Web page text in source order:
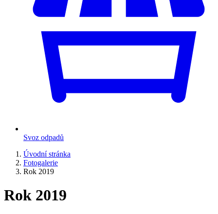
Svoz odpadů
Úvodní stránka
Fotogalerie
Rok 2019
Rok 2019